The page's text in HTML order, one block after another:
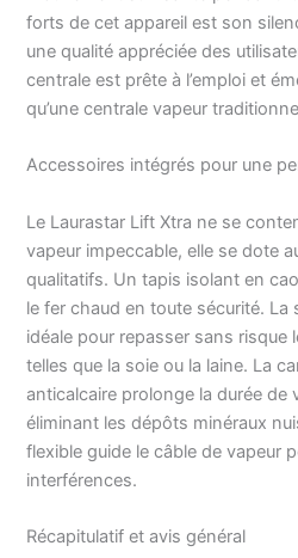
forts de cet appareil est son
une qualité appréciée des
centrale est prête à l’emploi et
qu’une centrale vapeur
Accessoires intégrés pour une
Le Laurastar Lift Xtra ne se
vapeur impeccable, elle se dote
qualitatifs. Un tapis isolant en
le fer chaud en toute sécurité. La
idéale pour repasser sans risque
telles que la soie ou la laine. La
anticalcaire prolonge la durée de
éliminant les dépôts minéraux
flexible guide le câble de vapeur
interférences.
Récapitulatif et avis général